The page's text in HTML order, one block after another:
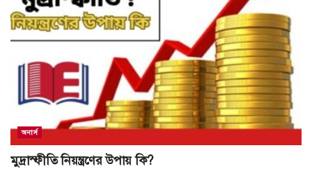
অনার্স
মুদ্রাস্ফীতি নিয়ন্ত্রণের উপায় কি?